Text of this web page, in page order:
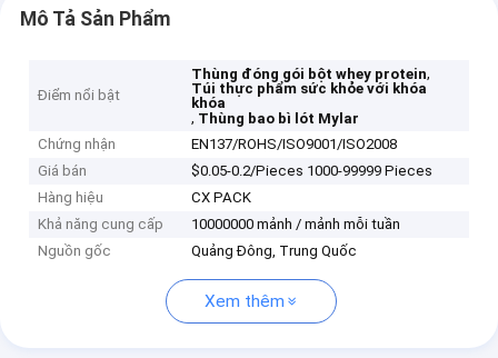
Mô Tả Sản Phẩm
Điểm nổi bật
Thùng đóng gói bột whey protein,
Túi thực phẩm sức khỏe với khóa
khóa
, Thùng bao bì lót Mylar
Chứng nhận
EN137/ROHS/ISO9001/ISO2008
Giá bán
$0.05-0.2/Pieces 1000-99999 Pieces
Hàng hiệu
CX PACK
Khả năng cung cấp
10000000 mảnh / mảnh mỗi tuần
Nguồn gốc
Quảng Đông, Trung Quốc
Xem thêm